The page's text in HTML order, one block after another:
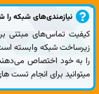
نیازمندی‌های شبکه را
زیرساخت شبکه وابسته است.
را به خود اختصاص
میتوانید برای انجام تست